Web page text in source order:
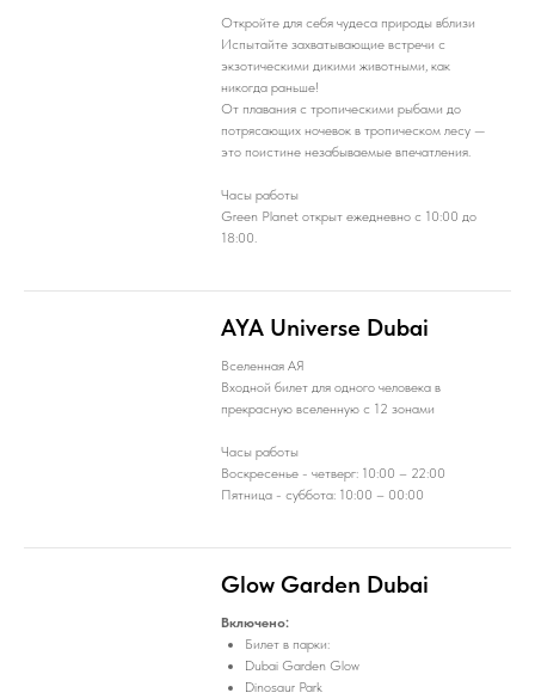
Откройте для себя чудеса природы вблизи
Испытайте захватывающие встречи с
экзотическими дикими животными, как
никогда раньше!
От плавания с тропическими рыбами до
потрясающих ночевок в тропическом лесу —
это поистине незабываемые впечатления.
Часы работы
Green Planet открыт ежедневно с 10:00 до
18:00.
AYA Universe Dubai
Вселенная АЯ
Входной билет для одного человека в
прекрасную вселенную c 12 зонами
Часы работы
Воскресенье - четверг: 10:00 – 22:00
Пятница - суббота: 10:00 – 00:00
Glow Garden Dubai
Включено:
Билет в парки:
Dubai Garden Glow
Dinosaur Park